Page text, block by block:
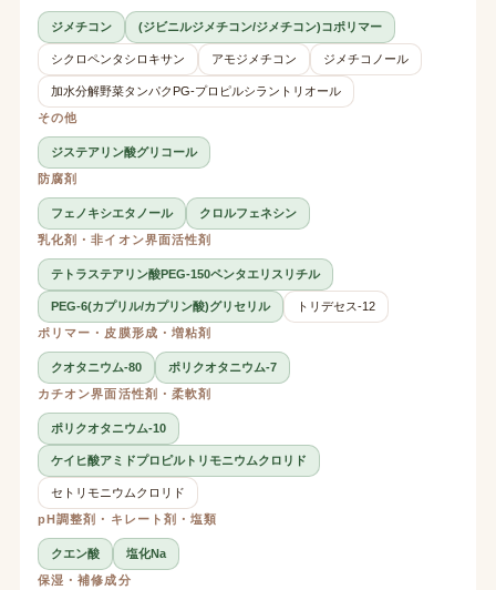
ジメチコン (ジビニルジメチコン/ジメチコン)コポリマー
シクロペンタシロキサン アモジメチコン ジメチコノール
加水分解野菜タンパクPG-プロピルシラントリオール
その他
ジステアリン酸グリコール
防腐剤
フェノキシエタノール
クロルフェネシン
乳化剤・非イオン界面活性剤
テトラステアリン酸PEG-150ペンタエリスリチル
PEG-6(カプリル/カプリン酸)グリセリル
トリデセス-12
ポリマー・皮膜形成・増粘剤
クオタニウム-80
ポリクオタニウム-7
カチオン界面活性剤・柔軟剤
ポリクオタニウム-10
ケイヒ酸アミドプロピルトリモニウムクロリド
セトリモニウムクロリド
pH調整剤・キレート剤・塩類
クエン酸
塩化Na
保湿・補修成分